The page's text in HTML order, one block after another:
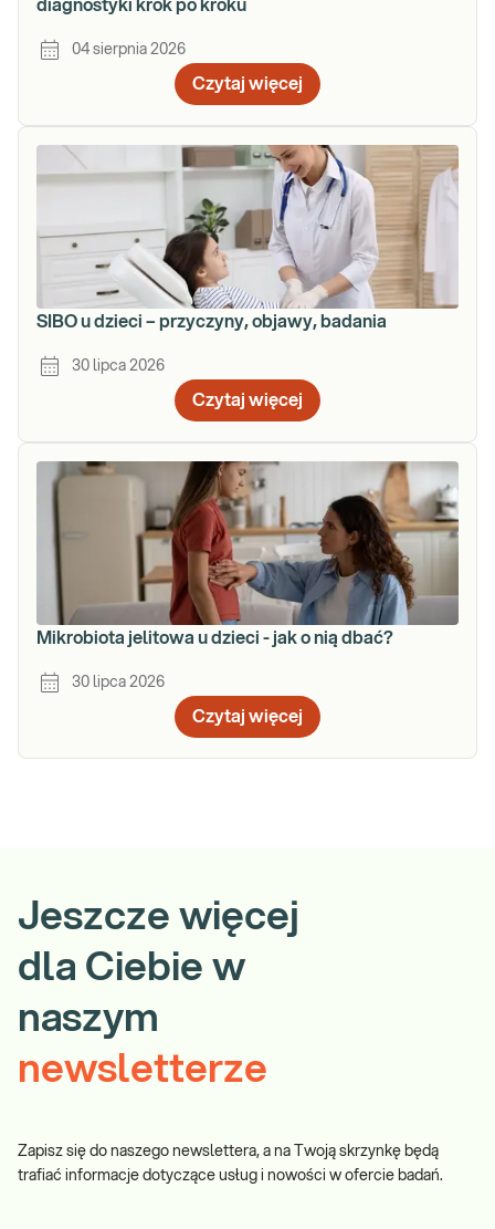
diagnostyki krok po kroku
04 sierpnia 2026
Czytaj więcej
SIBO u dzieci – przyczyny, objawy, badania
30 lipca 2026
Czytaj więcej
Mikrobiota jelitowa u dzieci - jak o nią dbać?
30 lipca 2026
Czytaj więcej
Jeszcze więcej
dla Ciebie w
naszym
newsletterze
Zapisz się do naszego newslettera, a na Twoją skrzynkę będą
trafiać informacje dotyczące usług i nowości w ofercie badań.